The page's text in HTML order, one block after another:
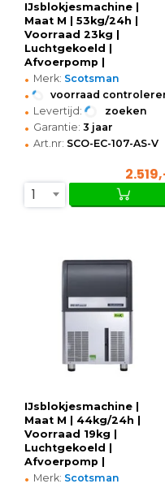
IJsblokjesmachine |
Maat M | 53kg/24h |
Voorraad 23kg |
Luchtgekoeld |
Afvoerpomp |
531x600x890/930(h)mm
• Merk: Scotsman
• voorraad
• Levertijd: zoeken
• Garantie: 3 jaar
• Art.nr: SCO-EC-107-AS-V
1
IJsblokjesmachine |
Maat M | 44kg/24h |
Voorraad 19kg |
Luchtgekoeld |
Afvoerpomp |
531x600x825(h)mm
• Merk: Scotsman